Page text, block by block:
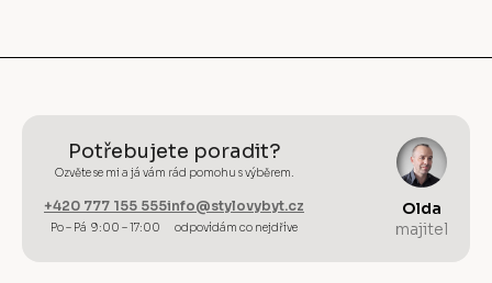
Potřebujete poradit?
Ozvěte se mi a já vám rád pomohu s výběrem.
+420 777 155 555
Po – Pá 9:00 – 17:00
info@stylovybyt.cz
odpovídám co nejdříve
Olda
majitel